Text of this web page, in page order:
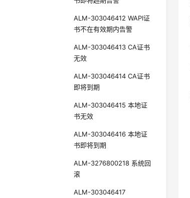
ALM-303046412 WAPI证
书不在有效期内告警
ALM-303046413 CA证书
无效
ALM-303046414 CA证书
即将到期
ALM-303046415 本地证
书无效
ALM-303046416 本地证
书即将到期
ALM-3276800218 系统回
滚
ALM-303046417